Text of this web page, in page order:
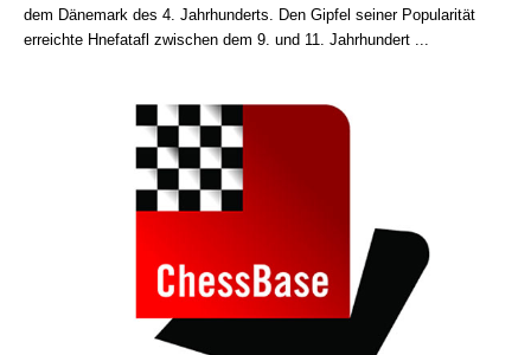
dem Dänemark des 4. Jahrhunderts. Den Gipfel seiner Popularität
erreichte Hnefatafl zwischen dem 9. und 11. Jahrhundert ...